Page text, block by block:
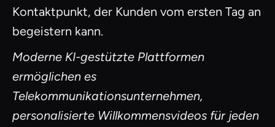
Kontaktpunkt, der Kunden vom ersten Tag an
begeistern kann.
Moderne KI-gestützte Plattformen
ermöglichen es
Telekommunikationsunternehmen,
personalisierte Willkommensvideos für jeden